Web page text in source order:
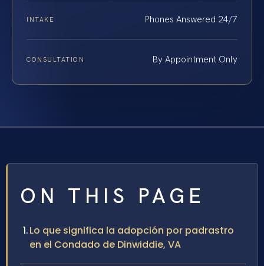
INTAKE Phones Answered 24/7
CONSULTATION By Appointment Only
ON THIS PAGE
Lo que significa la adopción por padrastro
en el Condado de Dinwiddie, VA